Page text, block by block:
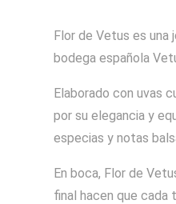
Flor de Vetus es una
bodega española
Elaborado con uvas
por su elegancia y
especias y notas
En boca, Flor de
final hacen que cada